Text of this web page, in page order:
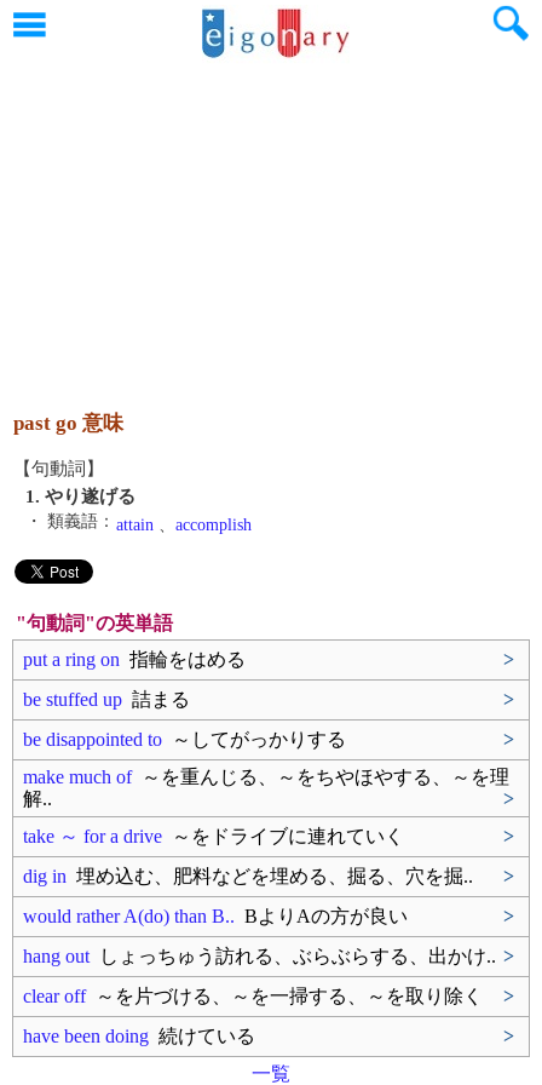
past go 意味
【句動詞】
1. やり遂げる
・ 類義語： attain 、 accomplish
"句動詞"の英単語
put a ring on 指輪をはめる
>
be stuffed up 詰まる
>
be disappointed to ～してがっかりする
>
make much of～を重んじる、～をちやほやする、～を理
解..
>
take ～ for a drive ～をドライブに連れていく
>
dig in 埋め込む、肥料などを埋める、掘る、穴を掘..
>
would rather A(do) than B.. BよりAの方が良い
>
hang out しょっちゅう訪れる、ぶらぶらする、出かけ.. >
clear off～を片づける、～を一掃する、～を取り除く
>
have been doing 続けている
>
一覧